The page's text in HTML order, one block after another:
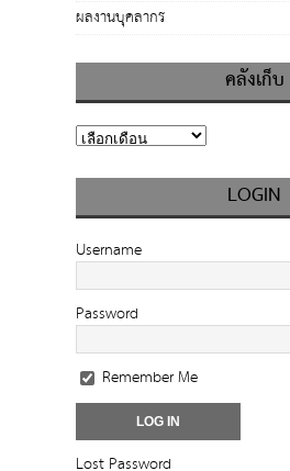
ผลงานบุคลากร
คลังเก็บ
LOGIN
Username
Password
Remember Me
Lost Password